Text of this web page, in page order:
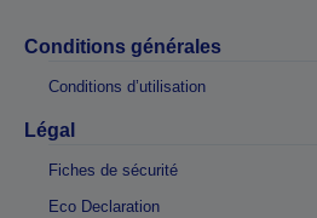
Conditions générales
Conditions d’utilisation
Légal
Fiches de sécurité
Eco Declaration